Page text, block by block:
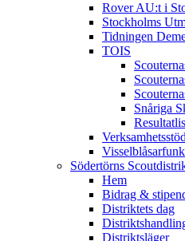
Rover AU:t i
Stockholms
Tidningen
TOIS
Snåriga
Södertörns
Hem
Bidrag &
Distriktets dag
Distriktsläger